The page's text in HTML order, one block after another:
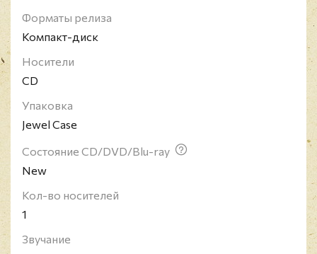
Форматы релиза
Компакт-диск
Носители
CD
Упаковка
Jewel Case
Состояние CD/DVD/Blu-ray
New
Кол-во носителей
1
Звучание